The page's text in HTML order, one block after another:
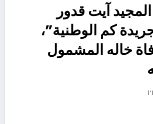
آيت قدور
كم الوطنية”،
خاله المشمول